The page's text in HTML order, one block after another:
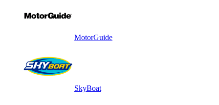
MotorGuide
SkyBoat